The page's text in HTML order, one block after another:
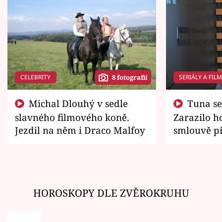
CELEBRITY 8 fotografií
slavného filmového koně.
Jezdil na něm i Draco Malfoy
SERIÁLY A
Zarazilo
smlouvě
HOROSKOPY DLE ZVĚROKRUHU